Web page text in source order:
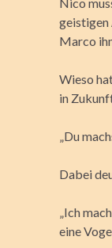
geistigen
Marco
Wieso
in
„Du
Dabei
„Ich
eine